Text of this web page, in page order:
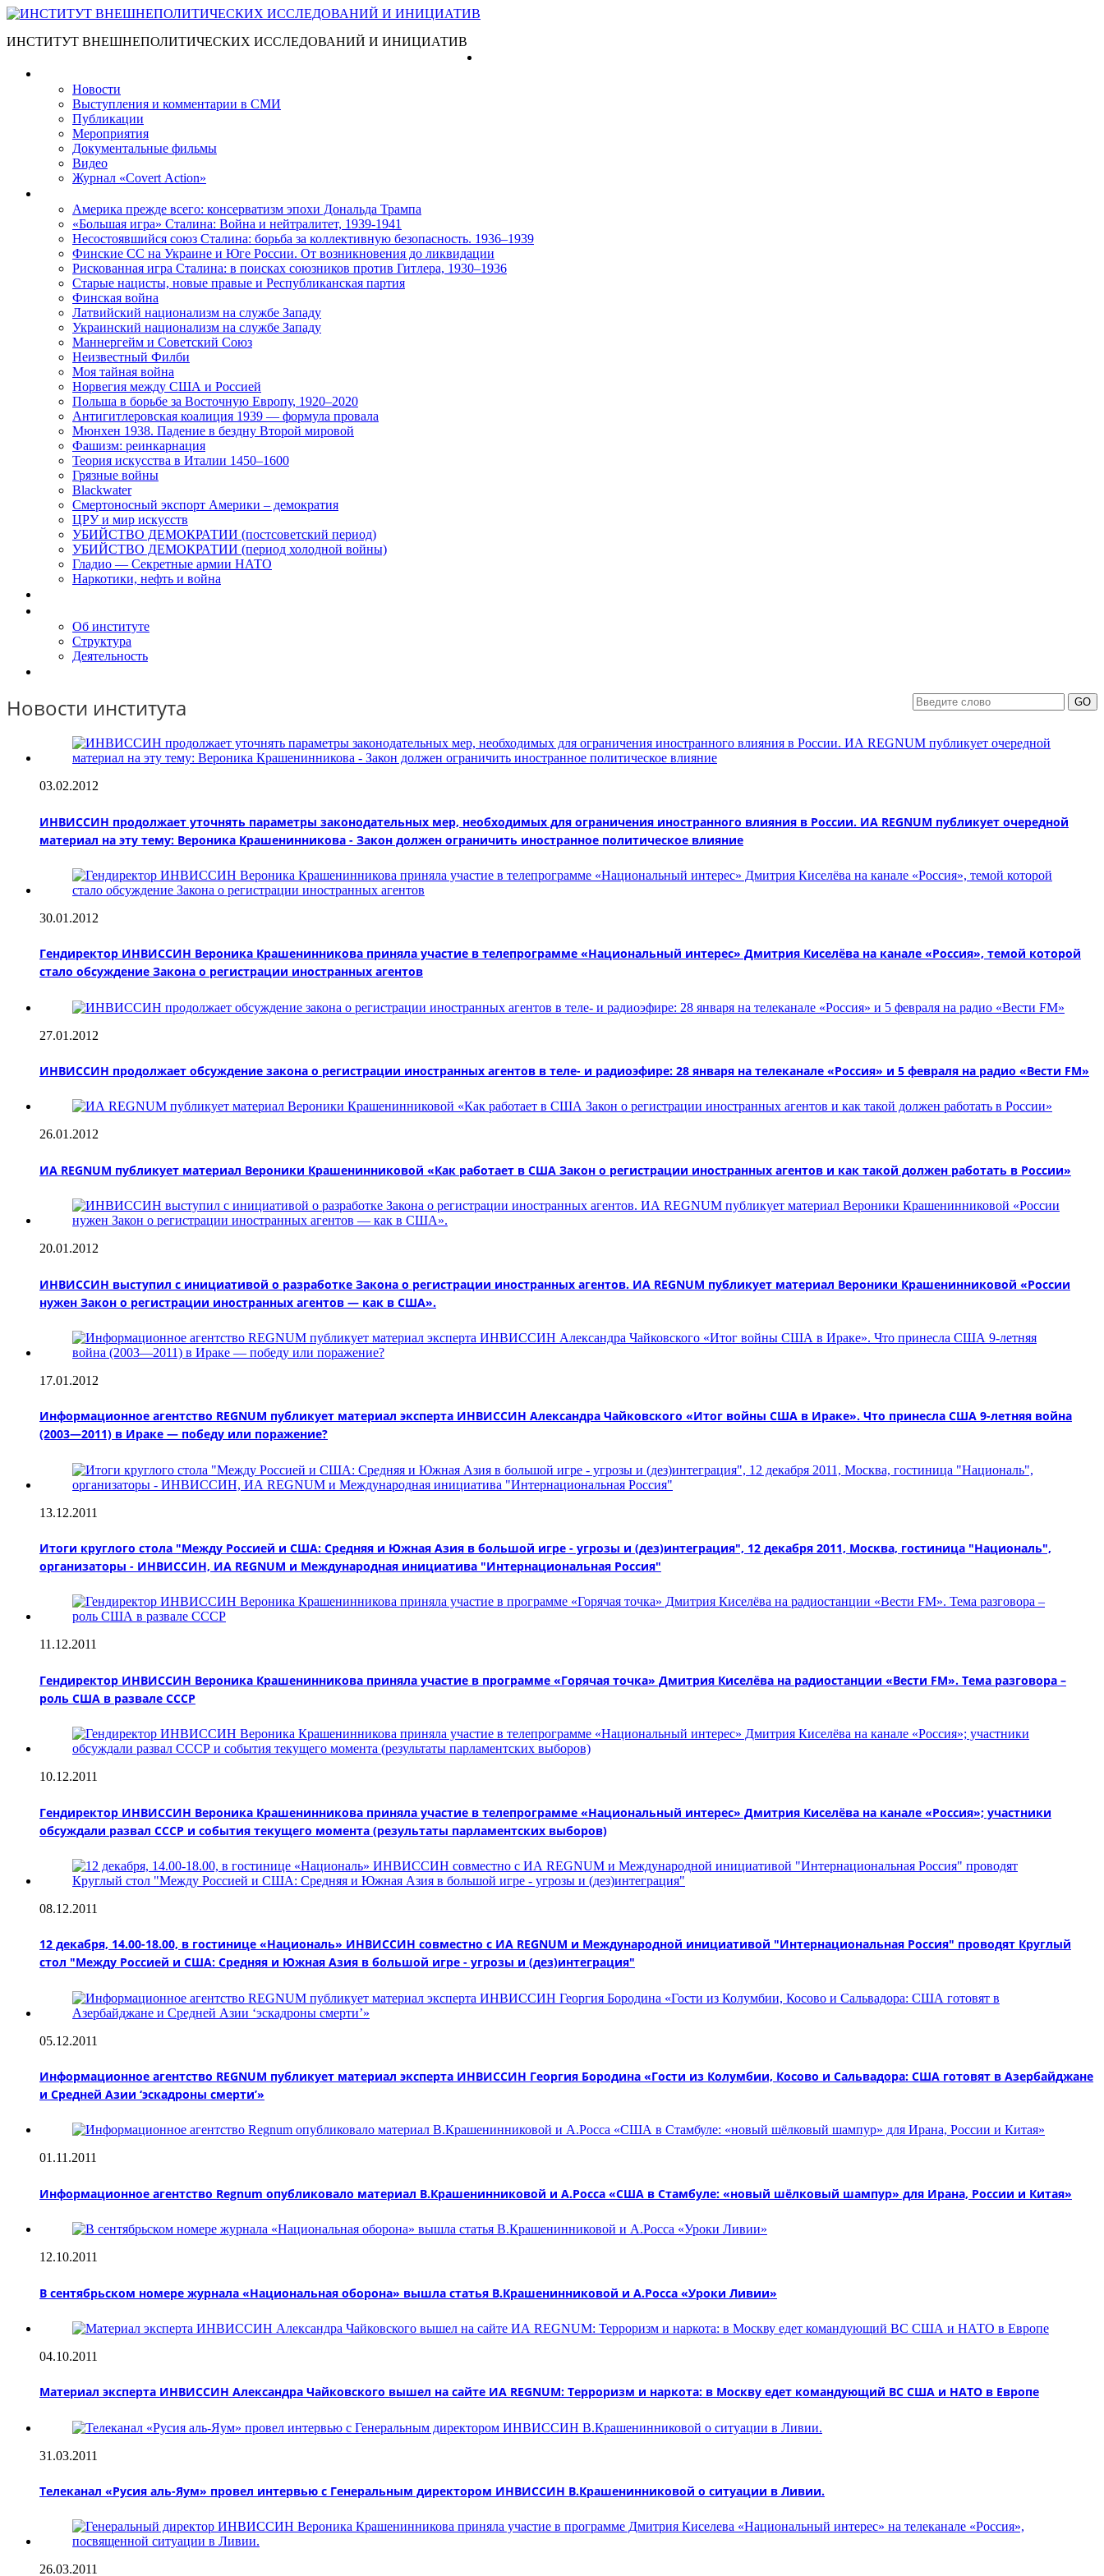
ИНСТИТУТ ВНЕШНЕПОЛИТИЧЕСКИХ ИССЛЕДОВАНИЙ И ИНИЦИАТИВ
Новости
Выступления и коммента­рии в СМИ
Публикации
Мероприятия
Документальные фильмы
Видео
Журнал «Covert Action»
Америка прежде всего: консерватизм эпохи Дональда Трампа
«Большая игра» Сталина: Война и нейтралитет, 1939-1941
Несостоявшийся союз Сталина: борьба за коллективную безопасность. 1936–1939
Финские СС на Украине и Юге России. От возникновения до ликвидации
Рискованная игра Сталина: в поисках союзников против Гитлера, 1930–1936
Старые нацисты, новые правые и Республиканская партия
Финская война
Латвийский национализм на службе Западу
Украинский национализм на службе Западу
Маннергейм и Советский Союз
Неизвестный Филби
Моя тайная война
Норвегия между США и Россией
Польша в борьбе за Восточную Европу, 1920–2020
Антигитлеровская коалиция 1939 — формула провала
Мюнхен 1938. Падение в бездну Второй мировой
Фашизм: реинкарнация
Теория искусства в Италии 1450–1600
Грязные войны
Blackwater
Смертоносный экспорт Америки – демократия
ЦРУ и мир искусств
УБИЙСТВО ДЕМОКРАТИИ (постсоветский период)
УБИЙСТВО ДЕМОКРАТИИ (период холодной войны)
Гладио — Секретные армии НАТО
Наркотики, нефть и война
Об институте
Структура
Деятельность
Новости института
03.02.2012
ИНВИССИН продолжает уточнять параметры законодательных мер, необходимых для ограничения иностранного влияния в России. ИА REGNUM публикует очередной
материал на эту тему: Вероника Крашенинникова - Закон должен ограничить иностранное политическое влияние
30.01.2012
Гендиректор ИНВИССИН Вероника Крашенинникова приняла участие в телепрограмме «Национальный интерес» Дмитрия Киселёва на канале «Россия», темой которой
стало обсуждение Закона о регистрации иностранных агентов
27.01.2012
ИНВИССИН продолжает обсуждение закона о регистрации иностранных агентов в теле- и радиоэфире: 28 января на телеканале «Россия» и 5 февраля на радио «Вести FM»
26.01.2012
ИА REGNUM публикует материал Вероники Крашенинниковой «Как работает в США Закон о регистрации иностранных агентов и как такой должен работать в России»
20.01.2012
ИНВИССИН выступил с инициативой о разработке Закона о регистрации иностранных агентов. ИА REGNUM публикует материал Вероники Крашенинниковой «России
нужен Закон о регистрации иностранных агентов — как в США».
17.01.2012
Информационное агентство REGNUM публикует материал эксперта ИНВИССИН Александра Чайковского «Итог войны США в Ираке». Что принесла США 9-летняя война
(2003—2011) в Ираке — победу или поражение?
13.12.2011
Итоги круглого стола "Между Россией и США: Средняя и Южная Азия в большой игре - угрозы и (дез)интеграция", 12 декабря 2011, Москва, гостиница "Националь",
организаторы - ИНВИССИН, ИА REGNUM и Международная инициатива "Интернациональная Россия"
11.12.2011
Гендиректор ИНВИССИН Вероника Крашенинникова приняла участие в программе «Горячая точка» Дмитрия Киселёва на радиостанции «Вести FM». Тема разговора –
роль США в развале СССР
10.12.2011
Гендиректор ИНВИССИН Вероника Крашенинникова приняла участие в телепрограмме «Национальный интерес» Дмитрия Киселёва на канале «Россия»; участники
обсуждали развал СССР и события текущего момента (результаты парламентских выборов)
08.12.2011
12 декабря, 14.00-18.00, в гостинице «Националь» ИНВИССИН совместно с ИА REGNUM и Международной инициативой "Интернациональная Россия" проводят Круглый
стол "Между Россией и США: Средняя и Южная Азия в большой игре - угрозы и (дез)интеграция"
05.12.2011
Информационное агентство REGNUM публикует материал эксперта ИНВИССИН Георгия Бородина «Гости из Колумбии, Косово и Сальвадора: США готовят в Азербайджане
и Средней Азии ‘эскадроны смерти’»
01.11.2011
Информационное агентство Regnum опубликовало материал В.Крашенинниковой и А.Росса «США в Стамбуле: «новый шёлковый шампур» для Ирана, России и Китая»
12.10.2011
В сентябрьском номере журнала «Национальная оборона» вышла статья В.Крашенинниковой и А.Росса «Уроки Ливии»
04.10.2011
Материал эксперта ИНВИССИН Александра Чайковского вышел на сайте ИА REGNUM: Терроризм и наркота: в Москву едет командующий ВС США и НАТО в Европе
31.03.2011
Телеканал «Русия аль-Яум» провел интервью с Генеральным директором ИНВИССИН В.Крашенинниковой о ситуации в Ливии.
26.03.2011